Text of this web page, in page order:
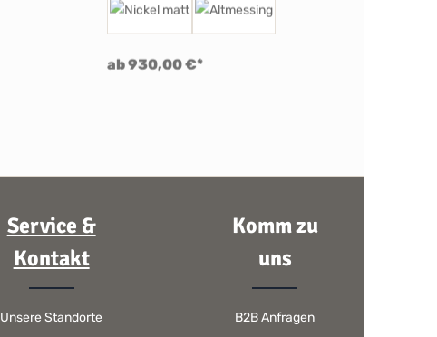
ab 930,00 €*
Service &
Kontakt
Unsere Standorte
Komm zu
uns
B2B Anfragen